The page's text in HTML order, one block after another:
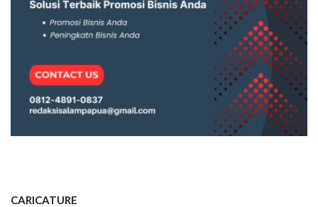
CARICATURE